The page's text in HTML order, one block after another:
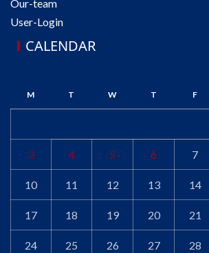
Our-team
User-Login
CALENDAR
M T W T F
3 4 5 6 7
10 11 12 13 14
17 18 19 20 21
24 25 26 27 28